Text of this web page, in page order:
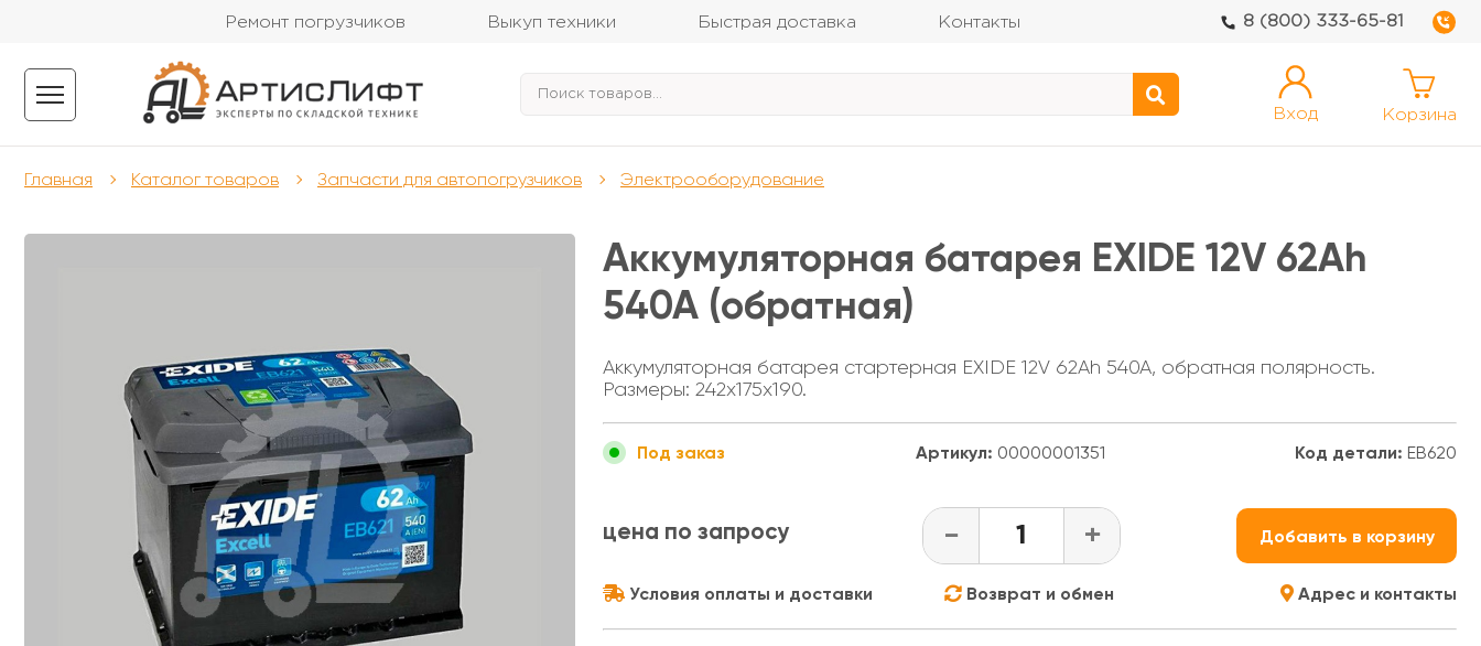
Ремонт погрузчиков Выкуп техники Быстрая доставка Контакты 8 (800) 333-65-81
Вход Корзина
Главная Каталог товаров Запчасти для автопогрузчиков Электрооборудование
Аккумуляторная батарея EXIDE 12V 62Ah
540A (обратная)
Аккумуляторная батарея стартерная EXIDE 12V 62Ah 540A, обратная полярность.
Размеры: 242x175x190.
Под заказ Артикул: 00000001351 Код детали: EB620
цена по запросу - + Добавить в корзину
Условия оплаты и доставки Возврат и обмен Адрес и контакты